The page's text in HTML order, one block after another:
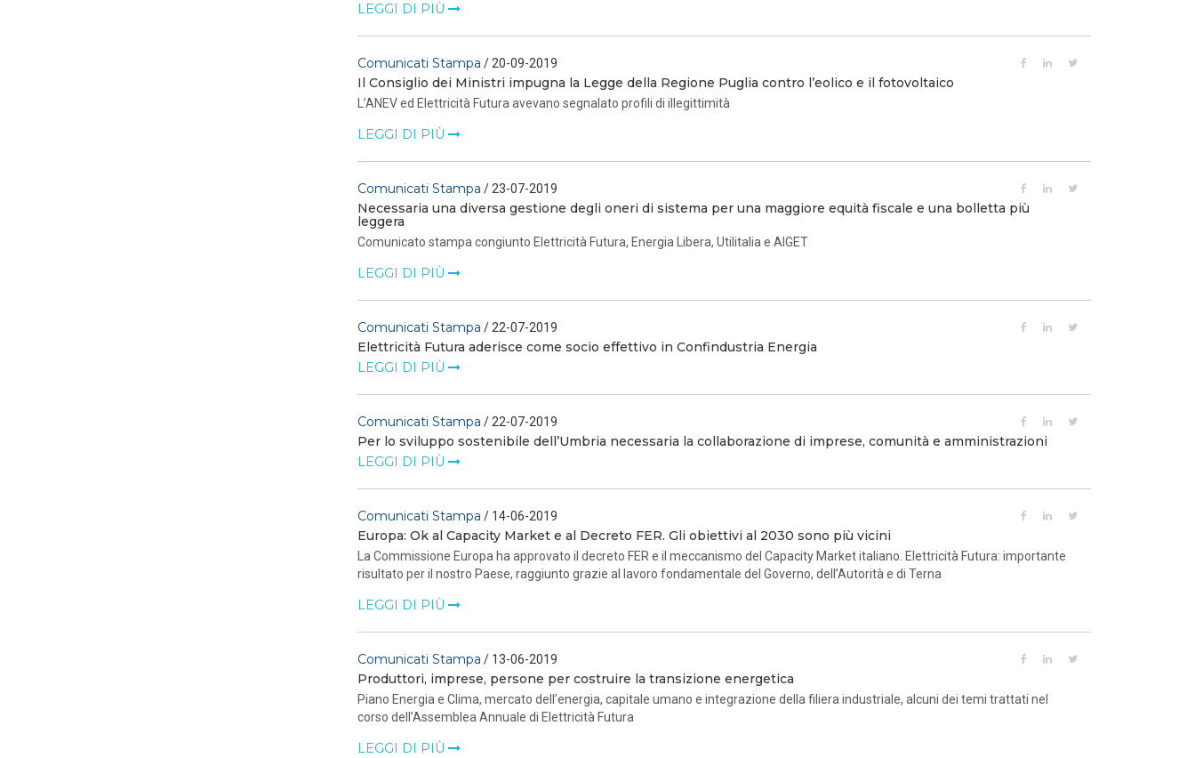
LEGGI DI PIÙ
Comunicati Stampa / 20-09-2019
Il Consiglio dei Ministri impugna la Legge della Regione Puglia contro l’eolico e il fotovoltaico
L’ANEV ed Elettricità Futura avevano segnalato profili di illegittimità
LEGGI DI PIÙ
Comunicati Stampa / 23-07-2019
Necessaria una diversa gestione degli oneri di sistema per una maggiore equità fiscale e una bolletta più
leggera
Comunicato stampa congiunto Elettricità Futura, Energia Libera, Utilitalia e AIGET
LEGGI DI PIÙ
Comunicati Stampa / 22-07-2019
Elettricità Futura aderisce come socio effettivo in Confindustria Energia
LEGGI DI PIÙ
Comunicati Stampa / 22-07-2019
Per lo sviluppo sostenibile dell’Umbria necessaria la collaborazione di imprese, comunità e amministrazioni
LEGGI DI PIÙ
Comunicati Stampa / 14-06-2019
Europa: Ok al Capacity Market e al Decreto FER. Gli obiettivi al 2030 sono più vicini
La Commissione Europa ha approvato il decreto FER e il meccanismo del Capacity Market italiano. Elettricità Futura: importante
risultato per il nostro Paese, raggiunto grazie al lavoro fondamentale del Governo, dell’Autorità e di Terna
LEGGI DI PIÙ
Comunicati Stampa / 13-06-2019
Produttori, imprese, persone per costruire la transizione energetica
Piano Energia e Clima, mercato dell’energia, capitale umano e integrazione della filiera industriale, alcuni dei temi trattati nel
corso dell’Assemblea Annuale di Elettricità Futura
LEGGI DI PIÙ